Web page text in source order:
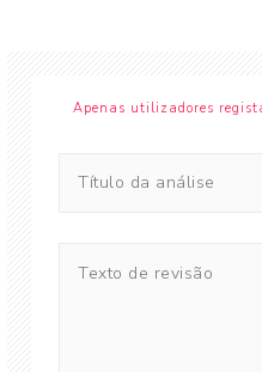
Apenas utilizadores